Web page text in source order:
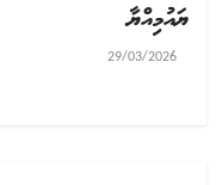
ޔައުމިއްޔާ
29/03/2026